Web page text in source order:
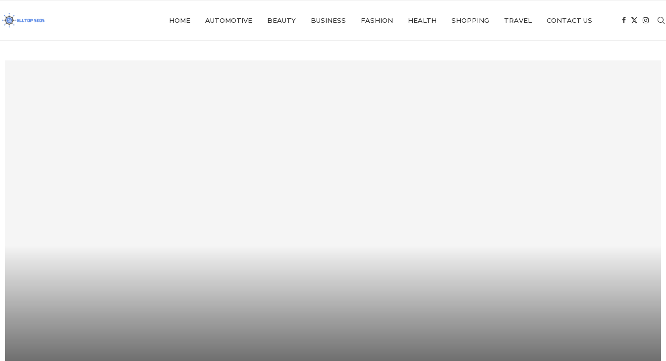
HOME AUTOMOTIVE BEAUTY BUSINESS FASHION HEALTH SHOPPING TRAVEL CONTACT US